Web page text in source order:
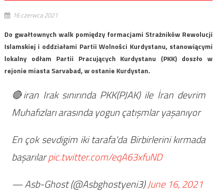
16 czerwca 2021
Do gwałtownych walk pomiędzy formacjami Strażników Rewolucji
Islamskiej i oddziałami Partii Wolności Kurdystanu, stanowiącymi
lokalny odłam Partii Pracujących Kurdystanu (PKK) doszło w
rejonie miasta Sarvabad, w ostanie Kurdystan.
🔴iran Irak sınırında PKK(PJAK) ile İran devrim
Muhafızları arasında yogun çatışmlar yaşanıyor
En çok sevdigim iki tarafa'da Birbirlerini kırmada
başarılarpic.twitter.com/eqA63xfuND
— Asb-Ghost (@Asbghostyeni3)June 16, 2021